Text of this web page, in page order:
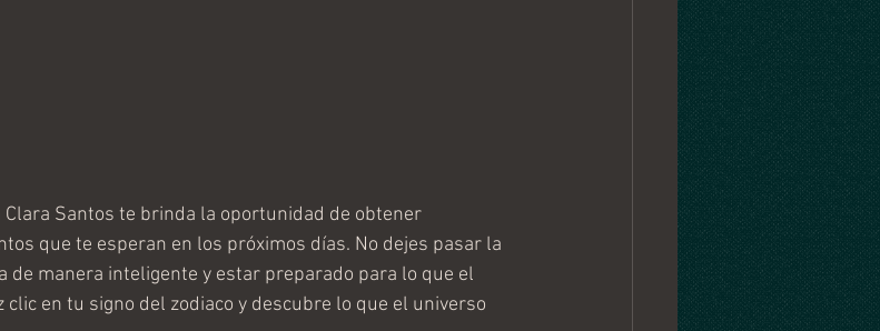
Santos te brinda la oportunidad de obtener
que te esperan en los próximos días. No dejes pasar la
manera inteligente y estar preparado para lo que el
clic en tu signo del zodiaco y descubre lo que el universo